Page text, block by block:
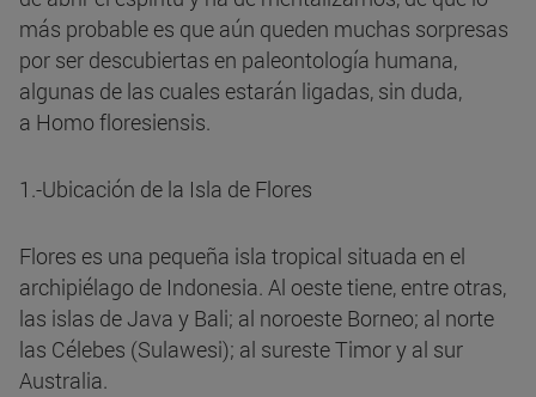
más probable es que aún queden muchas sorpresas
por ser descubiertas en paleontología humana,
algunas de las cuales estarán ligadas, sin duda,
a Homo floresiensis.
1.-Ubicación de la Isla de Flores
Flores es una pequeña isla tropical situada en el
archipiélago de Indonesia. Al oeste tiene, entre otras,
las islas de Java y Bali; al noroeste Borneo; al norte
las Célebes (Sulawesi); al sureste Timor y al sur
Australia.